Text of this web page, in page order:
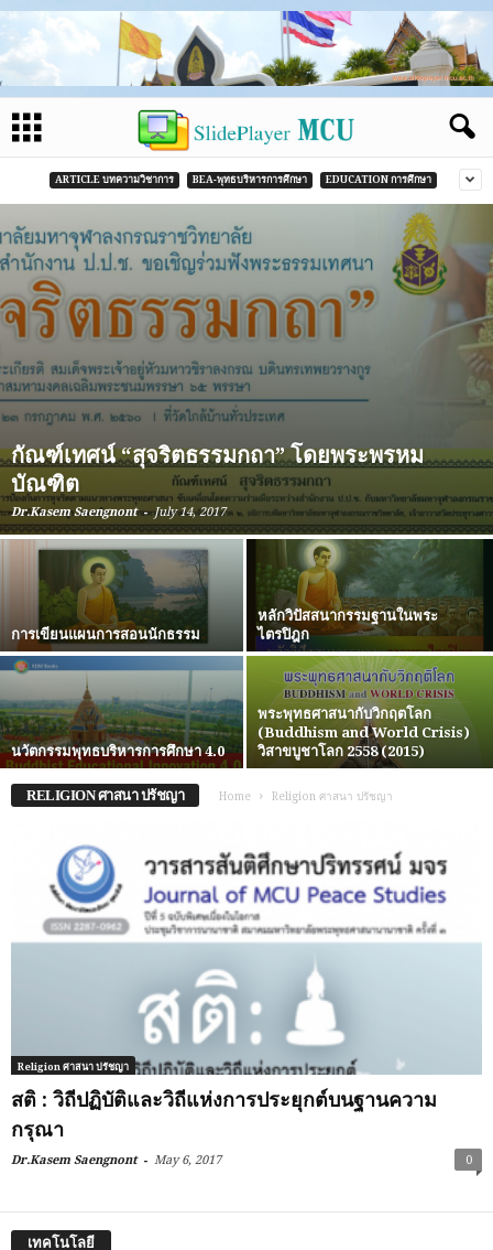
ARTICLE บทความวิชาการ BEA-พุทธบริหารการศึกษา EDUCATION การศึกษา
กัณฑ์เทศน์ “สุจริตธรรมกถา” โดยพระพรหม
บัณฑิต
Dr.Kasem Saengnont - July 14, 2017
การเขียนแผนการสอนนักธรรม
หลักวิปัสสนากรรมฐานในพระ
ไตรปิฎก
นวัตกรรมพุทธบริหารการศึกษา 4.0
พระพุทธศาสนากับวิกฤตโลก
(Buddhism and World Crisis)
วิสาขบูชาโลก 2558 (2015)
RELIGION ศาสนา ปรัชญา Home Religion ศาสนา ปรัชญา
Religion ศาสนา ปรัชญา
สติ : วิถีปฏิบัติและวิถีแห่งการประยุกต์บนฐานความ
กรุณา
Dr.Kasem Saengnont - May 6, 2017 0
เทคโนโลยี